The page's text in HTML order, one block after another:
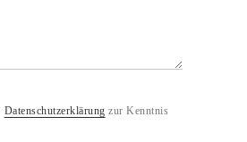
Datenschutzerklärung zur Kenntnis